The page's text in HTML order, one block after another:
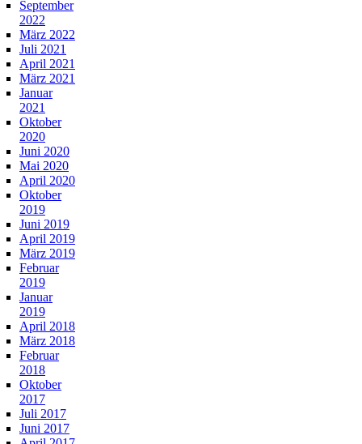
September
2022
März 2022
Juli 2021
April 2021
März 2021
Januar
2021
Oktober
2020
Juni 2020
Mai 2020
April 2020
Oktober
2019
Juni 2019
April 2019
März 2019
Februar
2019
Januar
2019
April 2018
März 2018
Februar
2018
Oktober
2017
Juli 2017
Juni 2017